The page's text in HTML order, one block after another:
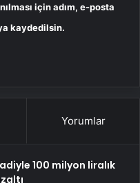
için adım, e-posta
kaydedilsin.
Yorumlar
100 milyon liralık